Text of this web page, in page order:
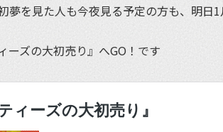
夢を見た人も今夜見る予定の方も、明日
ーズの大初売り』へGO！です